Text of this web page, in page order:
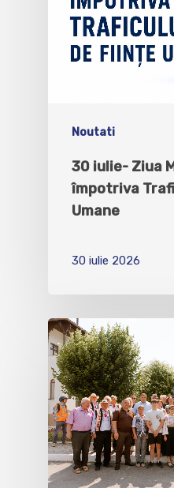
Noutati
30 iulie- Ziua
împotriva
Umane
30 iulie 2026